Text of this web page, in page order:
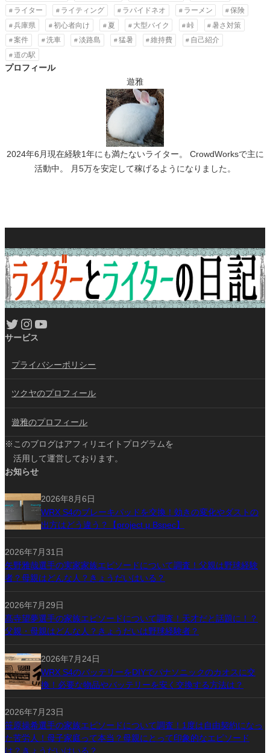
ライター
ライティング ラパイドネオ ラーメン
保険
兵庫県
初心者向け 夏 大型バイク 峠
暑さ対策
案件
洗車 淡路島 猛暑 維持費
自己紹介
道の駅
プロフィール
遊雅
2024年6月現在経験1年にも満たないライター。 CrowdWorksで主に
活動中。 月5万を安定して稼げるようになりました。
Twitter Instagram YouTube
サービス
プライバシーポリシー
ツクヤのプロフィール
遊雅のプロフィール
※このブログはアフィリエイトプログラムを
活用して運営しております。
お知らせ
2026年8月6日
WRX S4のブレーキパッドを交換！効きの変化やダストの
出方はどう違う？【project μ Bspec】
2026年7月31日
矢野雅哉選手の実家家族エピソードについて調査！父親は野球経験
者？母親はどんな人？きょうだいはいる？
2026年7月29日
髙寺望夢選手の家族エピソードについて調査！天才だと話題に！？
父親・母親はどんな人？きょうだいは野球経験者？
2026年7月24日
WRX S4のバッテリーをDIYでパナソニックのカオスに交
換！必要な物品やバッテリーを安く交換する方法は？
2026年7月23日
笹原操希選手の家族エピソードについて調査！1度は自由契約になっ
た苦労人！母子家庭って本当？母親にとって印象的なエピソード
は？きょうだいはいる？